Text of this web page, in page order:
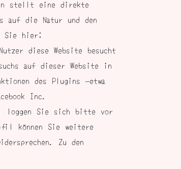
stellt eine direkte
auf die Natur und den
Sie hier:
diese Website besucht
auf dieser Website in
des Plugins –etwa
Inc.
loggen Sie sich bitte vor
können Sie weitere
Zu den